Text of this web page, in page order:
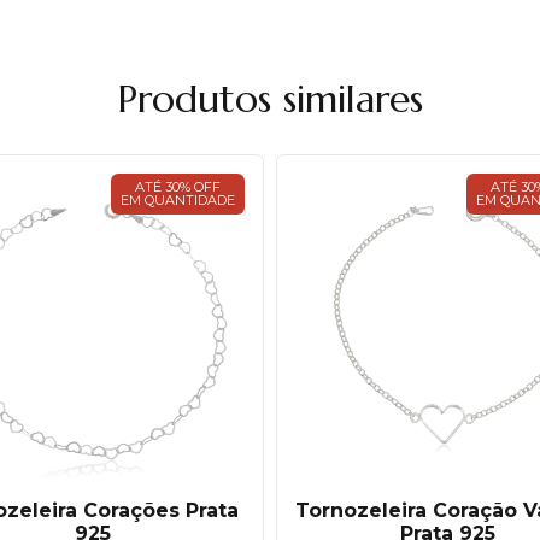
Produtos similares
ATÉ 30% OFF
EM QUANTIDADE
Corações Prata
925
ATÉ
EM
Tornozeleira Coração
Prata 925